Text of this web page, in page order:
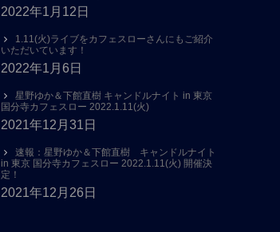
2022年1月12日
1.11(火)ライブをカフェスローさんにもご紹介
いただいています！
2022年1月6日
星野ゆか＆下館直樹 キャンドルナイト in 東京
国分寺カフェスロー 2022.1.11(火)
2021年12月31日
速報：星野ゆか＆下館直樹 キャンドルナイト
in 東京 国分寺カフェスロー 2022.1.11(火) 開催決
定！
2021年12月26日